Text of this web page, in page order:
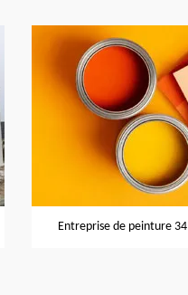
Entreprise de peinture 34